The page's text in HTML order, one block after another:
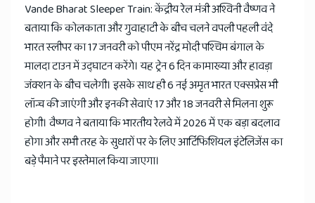
Vande Bharat Sleeper Train: केंद्रीय रेल मंत्री अश्विनी वैष्णव ने
बताया कि कोलकाता और गुवाहाटी के बीच चलने वपली पहली वंदे
भारत स्लीपर का 17 जनवरी को पीएम नरेंद्र मोदी पश्चिम बंगाल के
मालदा टाउन में उद्घाटन करेंगे। यह ट्रेन 6 दिन कामाख्या और हावड़ा
जंक्शन के बीच चलेगी। इसके साथ ही 6 नई अमृत भारत एक्सप्रेस भी
लॉन्च की जाएंगी और इनकी सेवाएं 17 और 18 जनवरी से मिलना शुरू
होगी। वैष्णव ने बताया कि भारतीय रेलवे में 2026 में एक बड़ा बदलाव
होगा और सभी तरह के सुधारों पर के लिए आर्टिफिशियल इंटेलिजेंस का
बड़े पैमाने पर इस्तेमाल किया जाएगा।